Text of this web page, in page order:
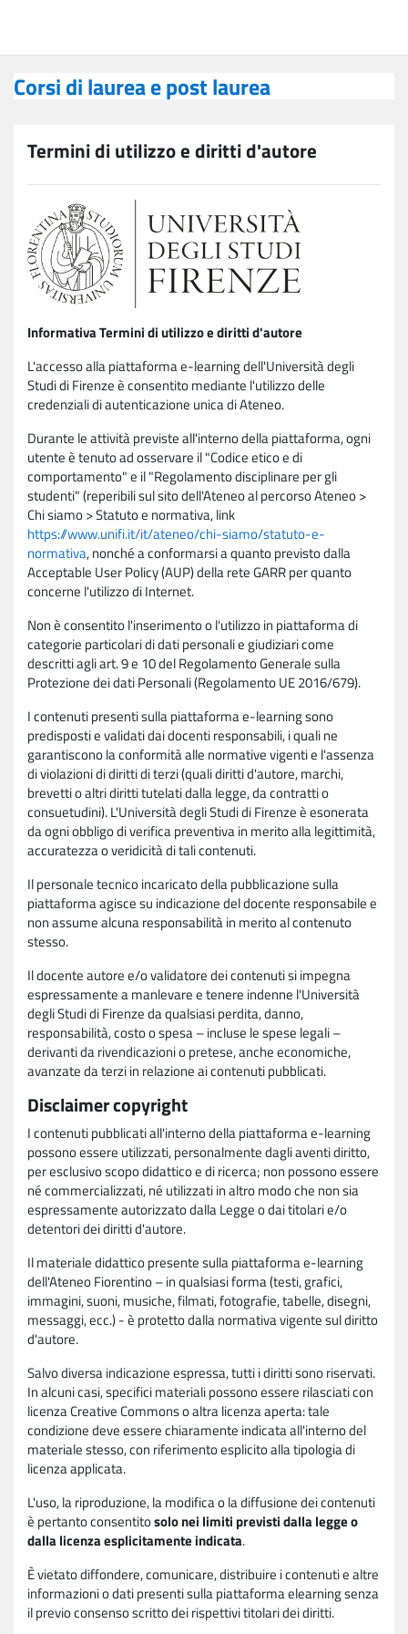
Corsi di laurea e post laurea
Termini di utilizzo e diritti d'autore
Informativa Termini di utilizzo e diritti d'autore
L'accesso alla piattaforma e-learning dell'Università degli
Studi di Firenze è consentito mediante l'utilizzo delle
credenziali di autenticazione unica di Ateneo.
Durante le attività previste all'interno della piattaforma, ogni
utente è tenuto ad osservare il "Codice etico e di
comportamento" e il "Regolamento disciplinare per gli
studenti" (reperibili sul sito dell'Ateneo al percorso Ateneo >
Chi siamo > Statuto e normativa, link
https://www.unifi.it/it/ateneo/chi-siamo/statuto-e-
normativa, nonché a conformarsi a quanto previsto dalla
Acceptable User Policy (AUP) della rete GARR per quanto
concerne l'utilizzo di Internet.
Non è consentito l'inserimento o l'utilizzo in piattaforma di
categorie particolari di dati personali e giudiziari come
descritti agli art. 9 e 10 del Regolamento Generale sulla
Protezione dei dati Personali (Regolamento UE 2016/679).
I contenuti presenti sulla piattaforma e-learning sono
predisposti e validati dai docenti responsabili, i quali ne
garantiscono la conformità alle normative vigenti e l'assenza
di violazioni di diritti di terzi (quali diritti d'autore, marchi,
brevetti o altri diritti tutelati dalla legge, da contratti o
consuetudini). L'Università degli Studi di Firenze è esonerata
da ogni obbligo di verifica preventiva in merito alla legittimità,
accuratezza o veridicità di tali contenuti.
Il personale tecnico incaricato della pubblicazione sulla
piattaforma agisce su indicazione del docente responsabile e
non assume alcuna responsabilità in merito al contenuto
stesso.
Il docente autore e/o validatore dei contenuti si impegna
espressamente a manlevare e tenere indenne l'Università
degli Studi di Firenze da qualsiasi perdita, danno,
responsabilità, costo o spesa – incluse le spese legali –
derivanti da rivendicazioni o pretese, anche economiche,
avanzate da terzi in relazione ai contenuti pubblicati.
Disclaimer copyright
I contenuti pubblicati all'interno della piattaforma e-learning
possono essere utilizzati, personalmente dagli aventi diritto,
per esclusivo scopo didattico e di ricerca; non possono essere
né commercializzati, né utilizzati in altro modo che non sia
espressamente autorizzato dalla Legge o dai titolari e/o
detentori dei diritti d'autore.
Il materiale didattico presente sulla piattaforma e-learning
dell'Ateneo Fiorentino – in qualsiasi forma (testi, grafici,
immagini, suoni, musiche, filmati, fotografie, tabelle, disegni,
messaggi, ecc.) - è protetto dalla normativa vigente sul diritto
d'autore.
Salvo diversa indicazione espressa, tutti i diritti sono riservati.
In alcuni casi, specifici materiali possono essere rilasciati con
licenza Creative Commons o altra licenza aperta: tale
condizione deve essere chiaramente indicata all'interno del
materiale stesso, con riferimento esplicito alla tipologia di
licenza applicata.
L'uso, la riproduzione, la modifica o la diffusione dei contenuti
è pertanto consentitosolo nei limiti previsti dalla legge o
dalla licenza esplicitamente indicata.
È vietato diffondere, comunicare, distribuire i contenuti e altre
informazioni o dati presenti sulla piattaforma elearning senza
il previo consenso scritto dei rispettivi titolari dei diritti.